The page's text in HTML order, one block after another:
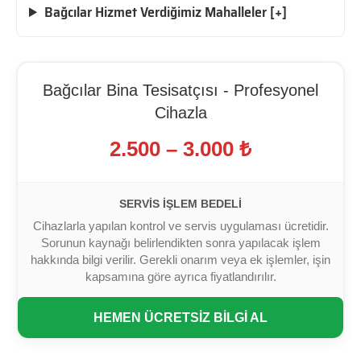
Bağcılar Hizmet Verdiğimiz Mahalleler [+]
Bağcılar Bina Tesisatçısı - Profesyonel
Cihazla
2.500 – 3.000 ₺
SERVIS İŞLEM BEDELI
Cihazlarla yapılan kontrol ve servis uygulaması ücretidir.
Sorunun kaynağı belirlendikten sonra yapılacak işlem
hakkında bilgi verilir. Gerekli onarım veya ek işlemler, işin
kapsamına göre ayrıca fiyatlandırılır.
HEMEN ÜCRETSİZ BİLGİ AL